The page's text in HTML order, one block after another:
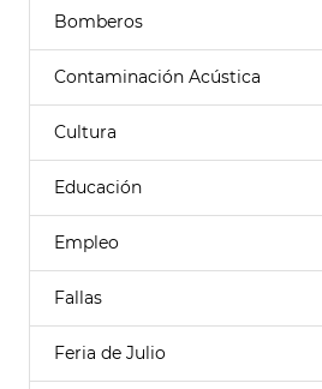
Bomberos
Contaminación Acústica
Cultura
Educación
Empleo
Fallas
Feria de Julio